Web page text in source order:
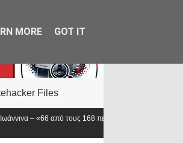
Files
αστυνομικούς υπηρετούσαν στην
MORE GOT IT